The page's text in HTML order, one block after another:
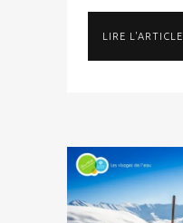
LIRE L'ARTICLE